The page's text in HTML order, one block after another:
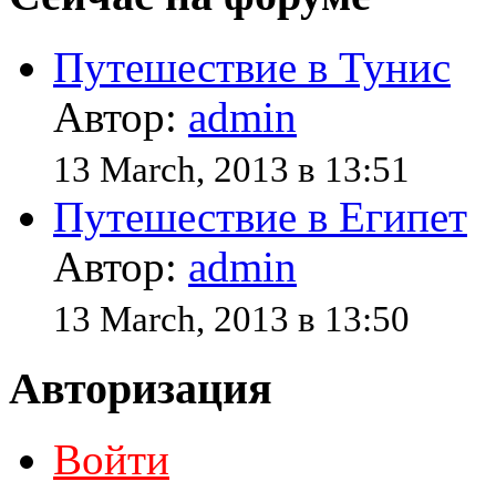
Путешествие в Тунис
Автор: admin
13 March, 2013 в 13:51
Путешествие в Египет
Автор: admin
13 March, 2013 в 13:50
Авторизация
Войти